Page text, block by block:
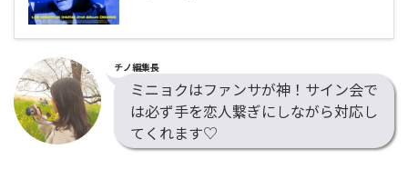
チノ編集長
ミニョクはファンサが神！サイン会で
は必ず手を恋人繋ぎにしながら対応し
てくれます♡